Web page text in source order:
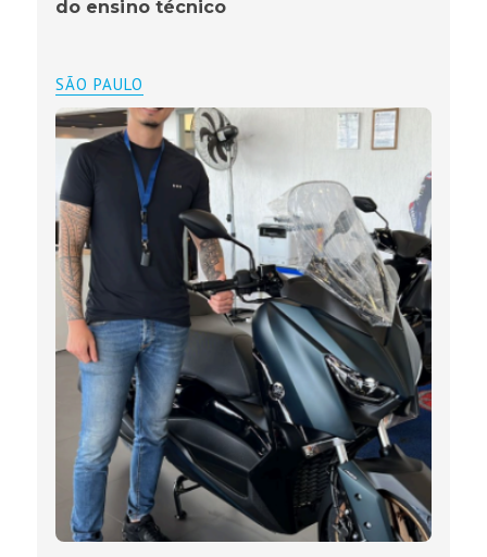
do ensino técnico
SÃO PAULO